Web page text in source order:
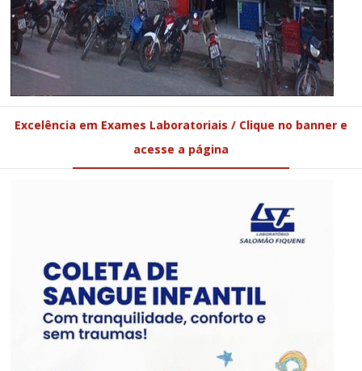
Excelência em Exames Laboratoriais / Clique no banner e
acesse a página